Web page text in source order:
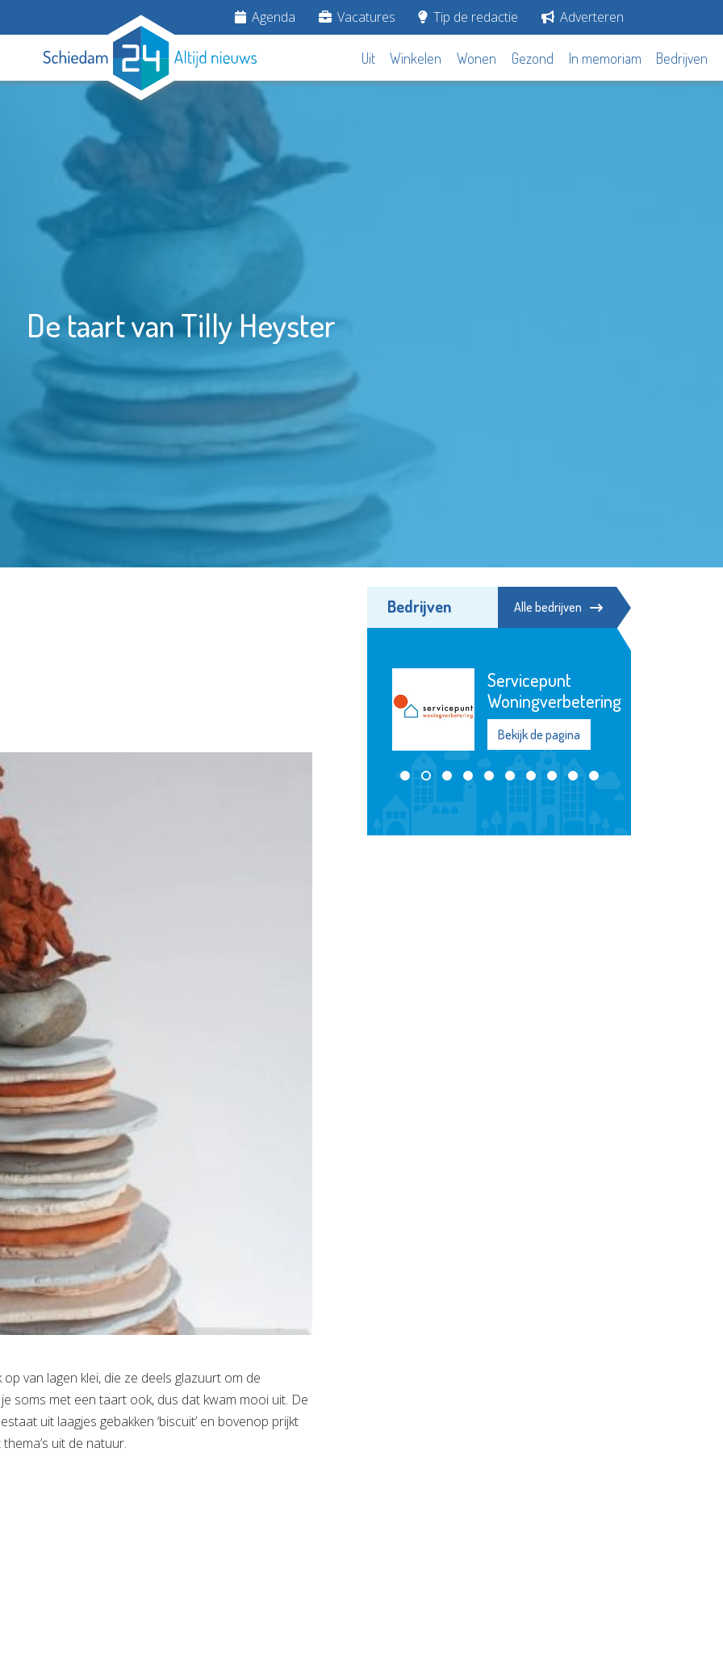
Agenda Vacatures Tip de redactie Adverteren
Uit Winkelen Wonen Gezond In memoriam Bedrijven
De taart van Tilly Heyster
van lagen klei, die ze deels glazuurt om de
soms met een taart ook, dus dat kwam mooi uit. De
uit laagjes gebakken ‘biscuit’ en bovenop prijkt
uit de natuur.
Bedrijven Alle bedrijven
Bibliotheek
Schiedam
Bekijk de pagina